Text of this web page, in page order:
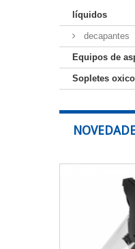
líquidos
decapantes
Equipos de
Sopletes